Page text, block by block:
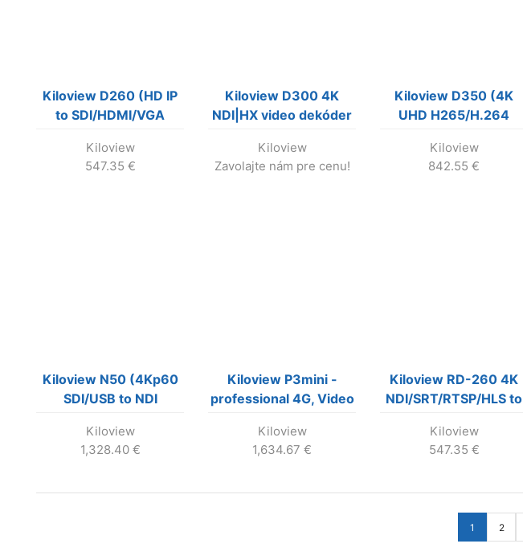
Kiloview D260 (HD IP
to SDI/HDMI/VGA
Kiloview
547.35 €
Kiloview D300 4K
NDI|HX video dekóder
Kiloview
Zavolajte nám pre cenu!
Kiloview D350 (4K
UHD H265/H.264
Kiloview
842.55 €
Kiloview N50 (4Kp60
SDI/USB to NDI
Kiloview
1,328.40 €
Kiloview P3mini -
professional 4G, Video
broadcast, WiFi &
Ethernet
Kiloview
1,634.67 €
Kiloview RD-260 4K
NDI/SRT/RTSP/HLS to
decoder/multiviewer)
Kiloview
547.35 €
1 2